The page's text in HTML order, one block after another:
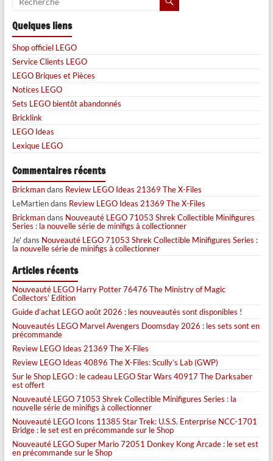
Quelques liens
Shop officiel LEGO
Service Clients LEGO
LEGO Briques et Pièces
Notices LEGO
Sets LEGO bientôt abandonnés
Bricklink
LEGO Ideas
Lexique LEGO
Commentaires récents
Brickmandans Review LEGO Ideas 21369 The X-Files
LeMartiendans Review LEGO Ideas 21369 The X-Files
Brickmandans Nouveauté LEGO 71053 Shrek Collectible Minifigures
Series : la nouvelle série de minifigs à collectionner
Je' dans Nouveauté LEGO 71053 Shrek Collectible Minifigures Series :
la nouvelle série de minifigs à collectionner
Articles récents
Nouveauté LEGO Harry Potter 76476 The Ministry of Magic
Collectors’ Edition
Guide d’achat LEGO août 2026 : les nouveautés sont disponibles !
Nouveautés LEGO Marvel Avengers Doomsday 2026 : les sets sont en
précommande
Review LEGO Ideas 21369 The X-Files
Review LEGO Ideas 40896 The X-Files: Scully’s Lab (GWP)
Sur le Shop LEGO : le cadeau LEGO Star Wars 40917 The Darksaber
est offert
Nouveauté LEGO 71053 Shrek Collectible Minifigures Series : la
nouvelle série de minifigs à collectionner
Nouveauté LEGO Icons 11385 Star Trek: U.S.S. Enterprise NCC-1701
Bridge : le set est en précommande sur le Shop
Nouveauté LEGO Super Mario 72051 Donkey Kong Arcade : le set est
en précommande sur le Shop